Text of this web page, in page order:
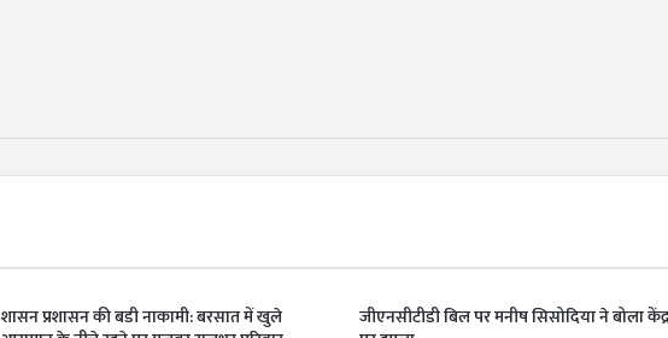
शासन प्रशासन की बडी नाकामी: बरसात में खुले
जीएनसीटीडी बिल पर मनीष सिसोदिया ने बोला